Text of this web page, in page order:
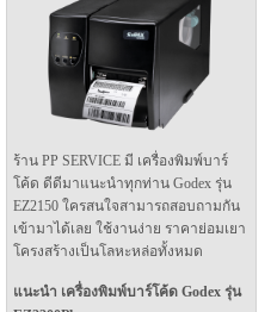
ร้าน PP SERVICE มี เครื่องพิมพ์บาร์
โค้ด ดีดีมาแนะนำทุกท่าน Godex รุ่น
EZ2150 ใครสนใจสามารถสอบถามกัน
เข้ามาได้เลย ใช้งานง่าย ราคาย่อมเยา
โครงสร้างเป็นโลหะหล่อทั้งหมด
แนะนำ เครื่องพิมพ์บาร์โค้ด Godex รุ่น